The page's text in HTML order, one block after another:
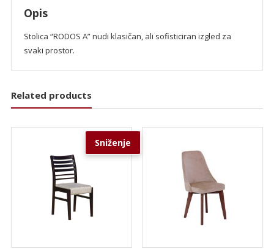
Opis
Stolica “RODOS A” nudi klasičan, ali sofisticiran izgled za
svaki prostor.
Related products
Sniženje